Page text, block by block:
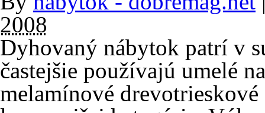
2008
Dyhovaný nábytok patrí v
častejšie používajú umelé
melamínové